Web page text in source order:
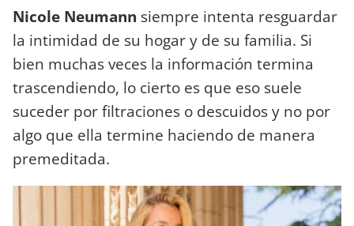
Nicole Neumann siempre intenta resguardar
la intimidad de su hogar y de su familia. Si
bien muchas veces la información termina
trascendiendo, lo cierto es que eso suele
suceder por filtraciones o descuidos y no por
algo que ella termine haciendo de manera
premeditada.